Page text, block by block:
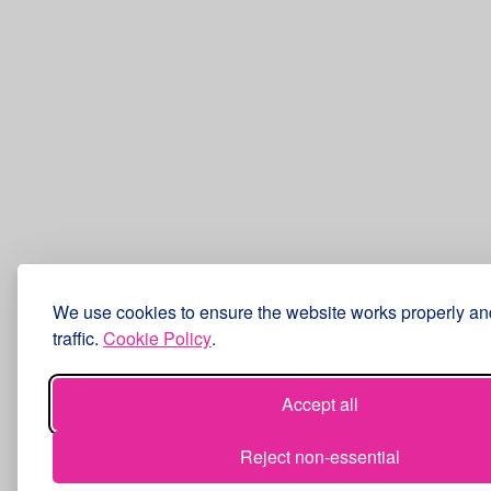
We use cookies to ensure the website works properly
traffic. Cookie Policy.
Accept all
Reject non-essential